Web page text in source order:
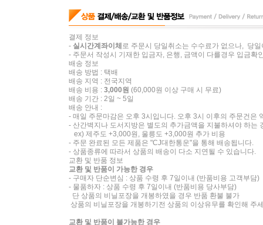
결제 정보
- 실시간계좌이체 로 주문시 당일취소는 수수료가 없으나, 당
- 주문서 작성시 기재한 입금자, 은행, 금액이 다를경우 입금
배송 정보
배송 방법 : 택배
배송 지역 : 전국지역
배송 비용 : 3,000원 (60,000원 이상 구매 시 무료)
배송 기간 : 2일 ~ 5일
배송 안내 :
- 매일 주문마감은 오후 3시입니다. 오후 3시 이후의 주문건은
- 산간벽지나 도서지방은 별도의 추가금액을 지불하셔야 하는
ex) 제주도 +3,000원, 울릉도 +3,000원 추가 비용
- 주문 완료된 모든 제품은 "CJ대한통운"을 통해 배송됩니다.
- 상품종류에 따라서 상품의 배송이 다소 지연될 수 있습니다.
교환 및 반품 정보
교환 및 반품이 가능한 경우
- 구매자 단순변심 : 상품 수령 후 7일이내 (반품비용 고객부담)
- 물품하자 : 상품 수령 후 7일이내 (반품비용 당사부담)
단 상품의 비닐포장을 개봉하였을 경우 반품 환불 불가
상품의 비닐포장을 개봉하기전 상품의 이상유무를 확인해 주
교환 및 반품이 불가능한 경우